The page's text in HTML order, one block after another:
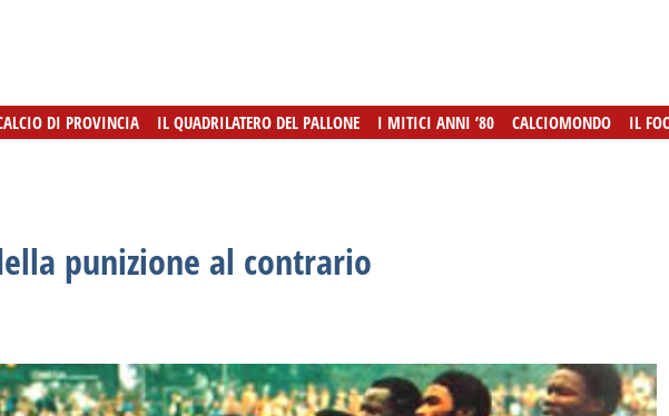
DI PROVINCIA IL QUADRILATERO DEL PALLONE I MITICI ANNI ’80 CALCIOMONDO IL
DI PROVINCIA IL QUADRILATERO DEL PALLONE I MITICI ANNI ’80 CALCIOMONDO IL
punizione al contrario